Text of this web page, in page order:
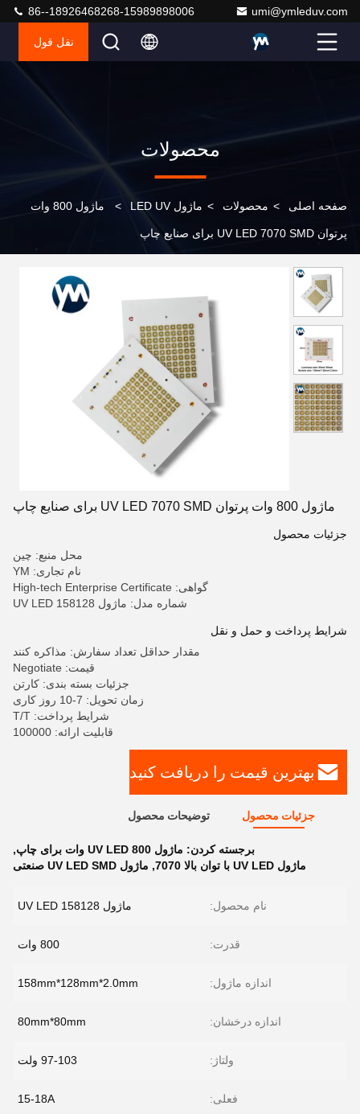
umi@ymleduv.com
86--18926468268-15989898006
نقل قول
محصولات
صفحه اصلی > محصولات > ماژول LED UV > ماژول 800 وات
پرتوان UV LED 7070 SMD برای صنایع چاپ
ماژول 800 وات پرتوان UV LED 7070 SMD برای صنایع چاپ
جزئیات محصول
محل منبع: چین
نام تجاری: YM
گواهی: High-tech Enterprise Certificate
شماره مدل: ماژول UV LED 158128
شرایط پرداخت و حمل و نقل
مقدار حداقل تعداد سفارش: مذاکره کنند
قیمت: Negotiate
جزئیات بسته بندی: کارتن
زمان تحویل: 7-10 روز کاری
شرایط پرداخت: T/T
قابلیت ارائه: 100000
بهترین قیمت را دریافت کنید
جزئیات محصول توضیحات محصول
برجسته کردن: ماژول UV LED 800 وات برای چاپ
,
ماژول UV LED با توان بالا 7070
, ماژول UV LED SMD صنعتی
نام محصول: ماژول UV LED 158128
قدرت: 800 وات
اندازه ماژول: 158mm*128mm*2.0mm
اندازه درخشان: 80mm*80mm
ولتاژ: 97-103 ولت
فعلی: 15-18A